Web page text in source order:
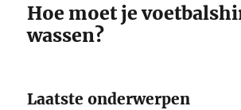
Hoe moet je
wassen?
Laatste onderwerpen